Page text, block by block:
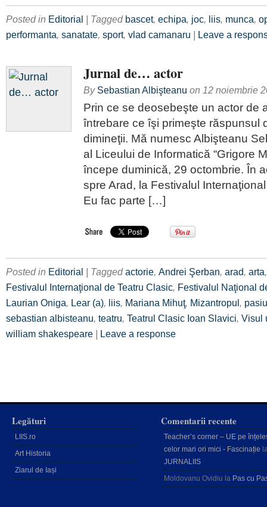
Posted in Editorial | Tagged bascet, echipa, joc, liis, munca,
performanta, sanatate, sport, vlad camanaru | Leave a
Jurnal de… actor
By Sebastian Albişteanu on 12 noiembrie
Prin ce se deosebeşte un actor de
întrebare ce îşi primeşte răspunsul
dimineţii. Mă numesc Albişteanu
al Liceului de Informatică “Grigore
începe duminică, 29 octombrie. În
spre Arad, la Festivalul
Eu fac parte […]
Posted in Editorial | Taggedactorie, Andrei Şerban, arad, arta
Festivalul Internaţional de Teatru Clasic, Festivalul Naţional
Laurian Oniga, Lear (a), liis, Mariana Mihuţ, Mizantropul,
sebastian albisteanu, teatru, Teatrul Clasic Ioan Slavici, Visul
william shakespeare | Leave a response
Legături
LIIS.ro
Art Historia
Ziarul de Iași
Comentarii recente
Teacher’s corner – UE pe
celor mari ori mici - Fascinație
JURNALIIS
Moldovanu Ovidiu la Pas cu